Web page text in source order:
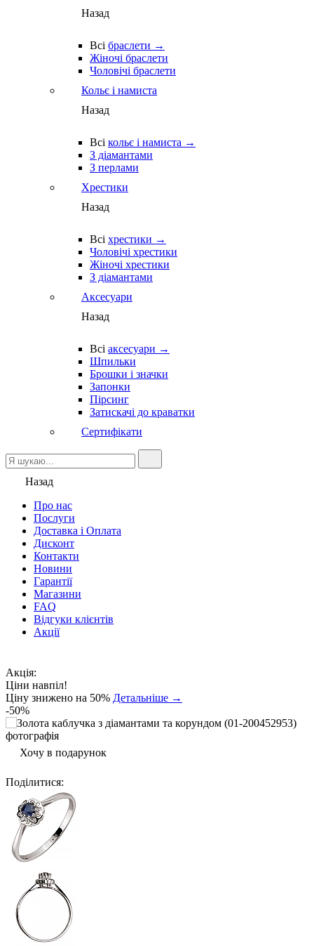
Назад
Всі браслети →
Жіночі браслети
Чоловічі браслети
Кольє і намиста
Назад
Всі кольє і намиста →
З діамантами
З перлами
Хрестики
Назад
Всі хрестики →
Чоловічі хрестики
Жіночі хрестики
З діамантами
Аксесуари
Назад
Всі аксесуари →
Шпильки
Брошки і значки
Запонки
Пірсинг
Затискачі до краватки
Сертифікати
Назад
Про нас
Послуги
Доставка і Оплата
Дисконт
Контакти
Новини
Гарантії
Магазини
FAQ
Відгуки клієнтів
Акції
Акція:
Ціни навпіл!
Ціну знижено на 50% Детальніше →
-50%
Хочу в подарунок
Поділитися: